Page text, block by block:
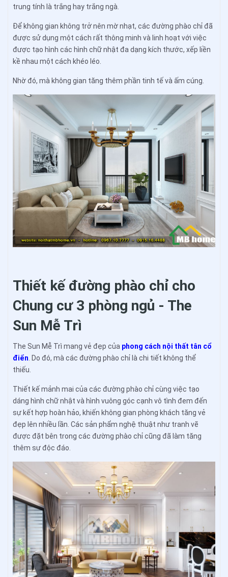
trung tính là trắng hay trắng ngà.
Để không gian không trở nên mờ nhạt, các đường phào chỉ đã
được sử dụng một cách rất thông minh và linh hoạt với việc
được tạo hình các hình chữ nhật đa dạng kích thước, xếp liền
kề nhau một cách khéo léo.
Nhờ đó, mà không gian tăng thêm phần tinh tế và ấm cúng.
Thiết kế đường phào chỉ cho
Chung cư 3 phòng ngủ - The
Sun Mễ Trì
The Sun Mễ Trì mang vẻ đẹp của phong cách nội thất tân cổ
điển . Do đó, mà các đường phào chỉ là chi tiết không thể
thiếu.
Thiết kế mảnh mai của các đường phào chỉ cùng việc tạo
dáng hình chữ nhật và hình vuông góc cạnh vô tình đem đến
sự kết hợp hoàn hảo, khiến không gian phòng khách tăng vẻ
đẹp lên nhiều lần. Các sản phẩm nghệ thuật như tranh vẽ
được đặt bên trong các đường phào chỉ cũng đã làm tăng
thêm sự độc đáo.